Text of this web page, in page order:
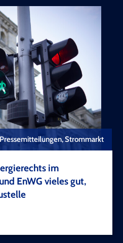
Strommarkt
im
EnWG vieles gut,